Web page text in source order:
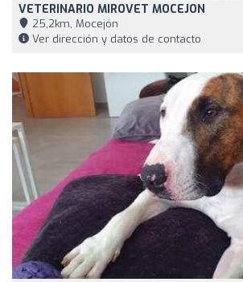
VETERINARIO MIROVET MOCEJON
25,2km, Mocejón
Ver dirección y datos de contacto